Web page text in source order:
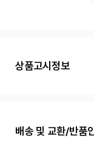
상품고시정보
배송 및 교환/반품